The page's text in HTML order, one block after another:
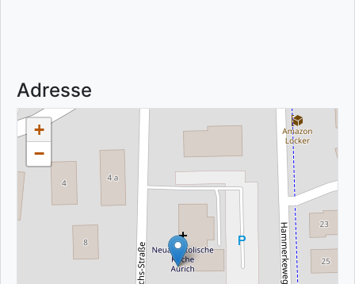
Adresse
+
−